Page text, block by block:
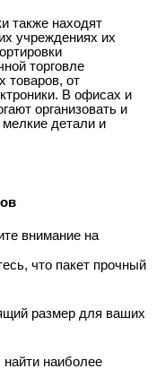
также находят
учреждениях их
торговле
товаров, от
В офисах и
организовать и
детали и
внимание на
что пакет прочный
размер для ваших
наиболее